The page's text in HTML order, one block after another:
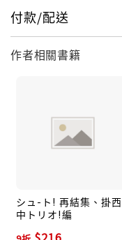
付款/配送
作者相關書籍
シュ-ト! 再結集、掛西
中トリオ!編